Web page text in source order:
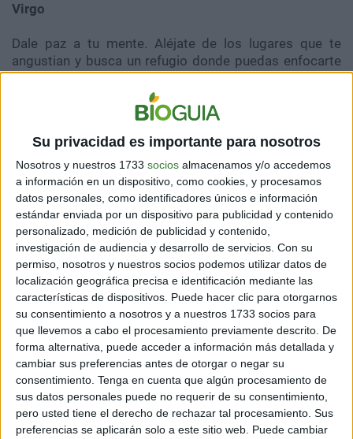
Su privacidad es importante para nosotros
Nosotros y nuestros 1733 socios almacenamos y/o accedemos
a información en un dispositivo, como cookies, y procesamos
datos personales, como identificadores únicos e información
estándar enviada por un dispositivo para publicidad y contenido
personalizado, medición de publicidad y contenido,
investigación de audiencia y desarrollo de servicios. Con su
permiso, nosotros y nuestros socios podemos utilizar datos de
localización geográfica precisa e identificación mediante las
características de dispositivos. Puede hacer clic para otorgarnos
su consentimiento a nosotros y a nuestros 1733 socios para
que llevemos a cabo el procesamiento previamente descrito. De
forma alternativa, puede acceder a información más detallada y
cambiar sus preferencias antes de otorgar o negar su
consentimiento. Tenga en cuenta que algún procesamiento de
sus datos personales puede no requerir de su consentimiento,
pero usted tiene el derecho de rechazar tal procesamiento. Sus
preferencias se aplicarán solo a este sitio web. Puede cambiar
Virgo
Dale paz a tu mente. Aléjate de los lugares que te
angustian y busca un refugio donde puedas enfocarte
en pensamientos positivos.
Concéntrate en tí y aprende a darte cuenta que no
necesitas de alguien más. Aprovecha la oportunidad
para explorar en tu interior, saber qué es lo que te gusta
y te hace feliz y qué es lo que no quieres en tu vida.
Escorpio
Usa tu energía para aportar en alguna causa que te
apasione. Ayudar a otros te ayudará a ti mismo.
Puedes usar tu pasión y tu inteligencia para generar
cambios.